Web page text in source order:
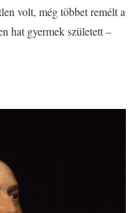
volt, még többet remélt a
hat gyermek született –